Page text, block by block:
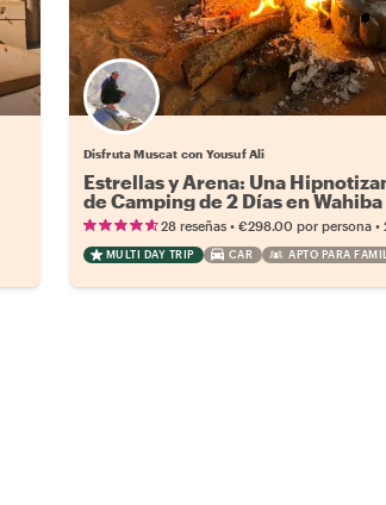
Disfruta Muscat con Yousuf Ali
Estrellas y Arena: Una
de Camping de 2 Días en Wahiba
28 reseñas• €298.00 por persona•
MULTI DAY TRIP CAR APTO PARA